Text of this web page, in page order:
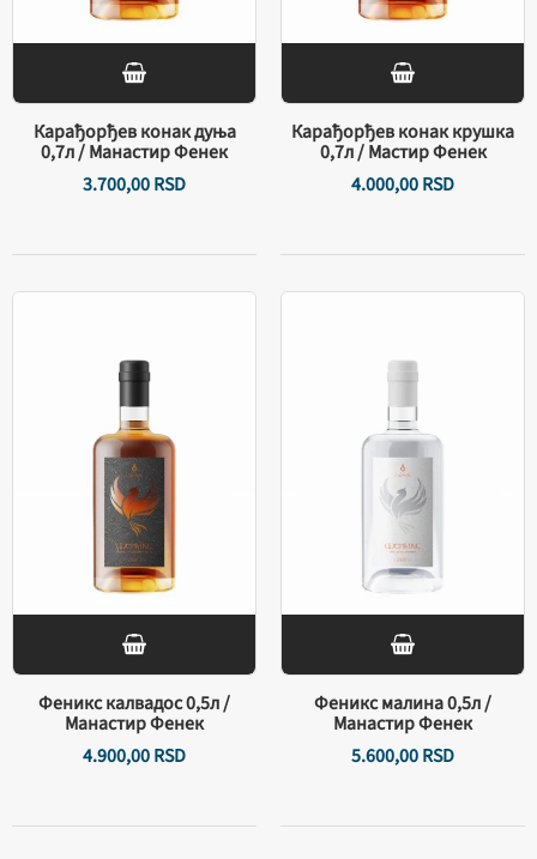
Карађорђев конак дуња
0,7л / Манастир Фенек
3.700,00RSD
Карађорђев конак крушка
0,7л / Мастир Фенек
4.000,00RSD
Феникс калвадос 0,5л /
Манастир Фенек
4.900,00RSD
Феникс малина 0,5л /
Манастир Фенек
5.600,00RSD